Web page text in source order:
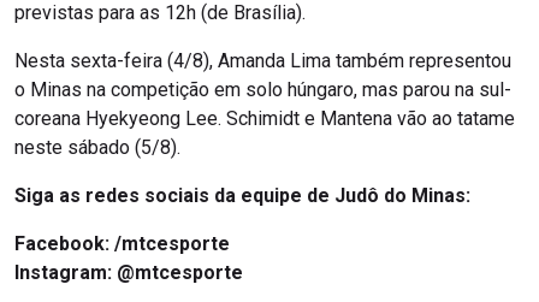
previstas para as 12h (de Brasília).
Nesta sexta-feira (4/8), Amanda Lima também representou
o Minas na competição em solo húngaro, mas parou na sul-
coreana Hyekyeong Lee. Schimidt e Mantena vão ao tatame
neste sábado (5/8).
Siga as redes sociais da equipe de Judô do Minas:
Facebook: /mtcesporte
Instagram: @mtcesporte